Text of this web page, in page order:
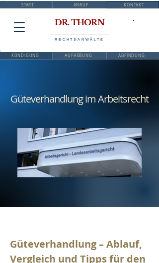
START ANRUF KONTAKT
DR. THORN
RECHTSANWÄLTE
KÜNDIGUNG AUFHEBUNG ABFINDUNG
Güteverhandlung im Arbeitsrecht
Güteverhandlung – Ablauf,
Vergleich und Tipps für den